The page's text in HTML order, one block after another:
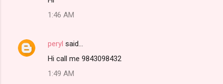
1:46 AM
peryl said…
Hi call me 9843098432
1:49 AM